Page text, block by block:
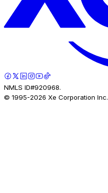
NMLS ID#920968.
© 1995-2026 Xe Corporation Inc.